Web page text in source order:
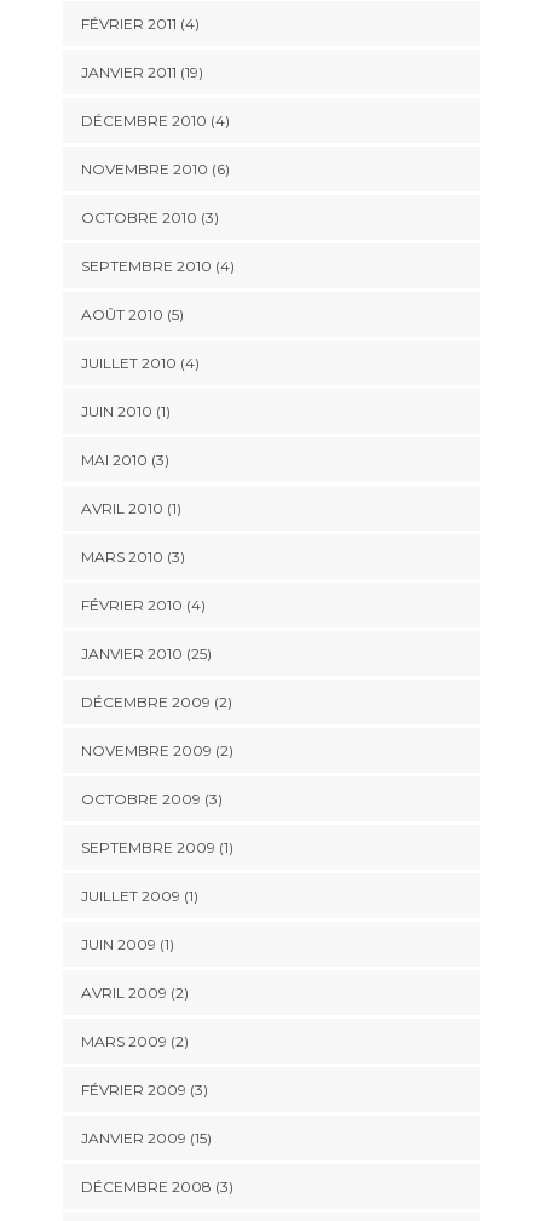
FÉVRIER 2011 (4)
JANVIER 2011 (19)
DÉCEMBRE 2010 (4)
NOVEMBRE 2010 (6)
OCTOBRE 2010 (3)
SEPTEMBRE 2010 (4)
AOÛT 2010 (5)
JUILLET 2010 (4)
JUIN 2010 (1)
MAI 2010 (3)
AVRIL 2010 (1)
MARS 2010 (3)
FÉVRIER 2010 (4)
JANVIER 2010 (25)
DÉCEMBRE 2009 (2)
NOVEMBRE 2009 (2)
OCTOBRE 2009 (3)
SEPTEMBRE 2009 (1)
JUILLET 2009 (1)
JUIN 2009 (1)
AVRIL 2009 (2)
MARS 2009 (2)
FÉVRIER 2009 (3)
JANVIER 2009 (15)
DÉCEMBRE 2008 (3)